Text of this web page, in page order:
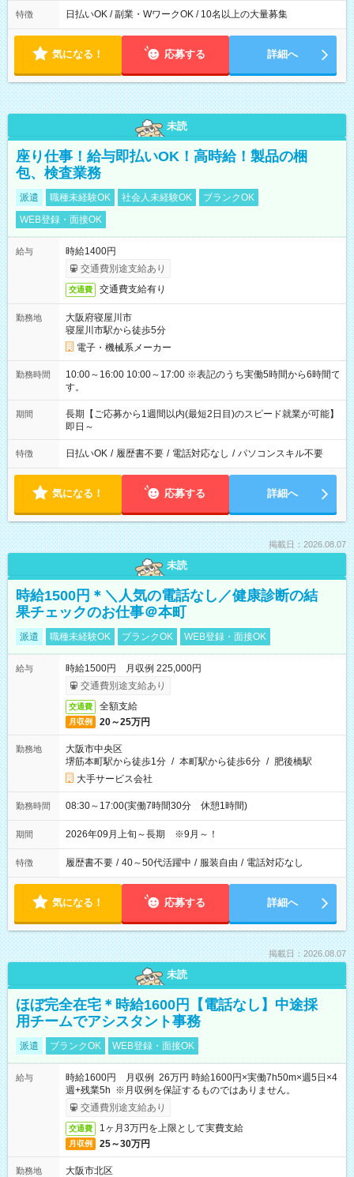
特徴 日払いOK / 副業・WワークOK / 10名以上の大量募集
気になる！ 応募する 詳細へ
未読
座り仕事！給与即払いOK！高時給！製品の梱
包、検査業務
派遣 職種未経験OK 社会人未経験OK
ブランクOK
WEB登録・面接OK
給与
時給1400円
交通費別途支給あり
交通費 交通費支給有り
勤務地
大阪府寝屋川市
寝屋川市駅から徒歩5分
電子・機械系メーカー
勤務時間
10:00～16:00 10:00～17:00 ※表記のうち実働5時間から6時間で
す。
期間
長期【ご応募から1週間以内(最短2日目)のスピード就業が可能】
即日～
特徴 日払いOK / 履歴書不要 / 電話対応なし / パソコンスキル不要
気になる！ 応募する 詳細へ
掲載日：2026.08.07
未読
時給1500円＊＼人気の電話なし／健康診断の結
果チェックのお仕事＠本町
派遣 職種未経験OK ブランクOK WEB登録・面接OK
給与
時給1500円 月収例 225,000円
交通費別途支給あり
交通費 全額支給
月収例 20～25万円
勤務地
大阪市中央区
堺筋本町駅から徒歩1分 / 本町駅から徒歩6分 / 肥後橋駅
大手サービス会社
勤務時間 08:30～17:00(実働7時間30分 休憩1時間)
期間 2026年09月上旬～長期 ※9月～！
特徴 履歴書不要 / 40～50代活躍中 / 服装自由 / 電話対応なし
気になる！ 応募する 詳細へ
掲載日：2026.08.07
未読
ほぼ完全在宅＊時給1600円【電話なし】中途採
用チームでアシスタント事務
派遣 ブランクOK WEB登録・面接OK
給与
時給1600円 月収例 26万円 時給1600円×実働7h50m×週5日×4
週+残業5h ※月収例を保証するものではありません。
交通費別途支給あり
交通費 1ヶ月3万円を上限として実費支給
月収例 25～30万円
勤務地
大阪市北区